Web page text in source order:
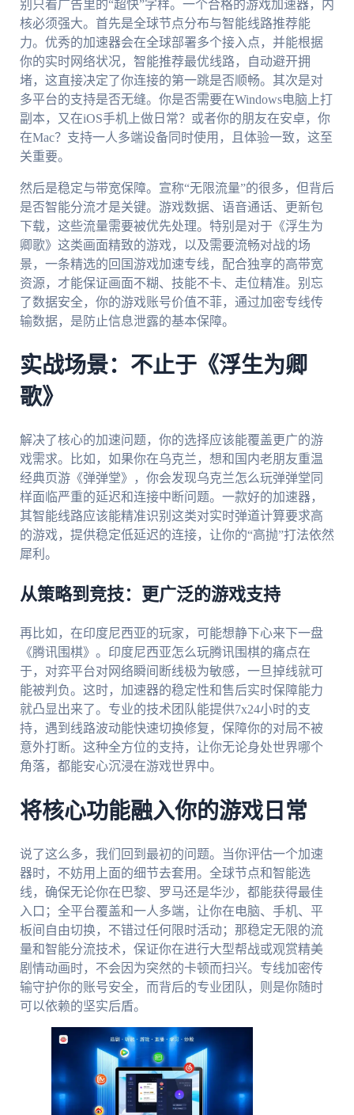
别只看广告里的“超快”字样。一个合格的游戏加速器，内
核必须强大。首先是全球节点分布与智能线路推荐能
力。优秀的加速器会在全球部署多个接入点，并能根据
你的实时网络状况，智能推荐最优线路，自动避开拥
堵，这直接决定了你连接的第一跳是否顺畅。其次是对
多平台的支持是否无缝。你是否需要在Windows电脑上打
副本，又在iOS手机上做日常？或者你的朋友在安卓，你
在Mac？支持一人多端设备同时使用，且体验一致，这至
关重要。
然后是稳定与带宽保障。宣称“无限流量”的很多，但背后
是否智能分流才是关键。游戏数据、语音通话、更新包
下载，这些流量需要被优先处理。特别是对于《浮生为
卿歌》这类画面精致的游戏，以及需要流畅对战的场
景，一条精选的回国游戏加速专线，配合独享的高带宽
资源，才能保证画面不糊、技能不卡、走位精准。别忘
了数据安全，你的游戏账号价值不菲，通过加密专线传
输数据，是防止信息泄露的基本保障。
实战场景：不止于《浮生为卿
歌》
解决了核心的加速问题，你的选择应该能覆盖更广的游
戏需求。比如，如果你在乌克兰，想和国内老朋友重温
经典页游《弹弹堂》，你会发现乌克兰怎么玩弹弹堂同
样面临严重的延迟和连接中断问题。一款好的加速器，
其智能线路应该能精准识别这类对实时弹道计算要求高
的游戏，提供稳定低延迟的连接，让你的“高抛”打法依然
犀利。
从策略到竞技：更广泛的游戏支持
再比如，在印度尼西亚的玩家，可能想静下心来下一盘
《腾讯围棋》。印度尼西亚怎么玩腾讯围棋的痛点在
于，对弈平台对网络瞬间断线极为敏感，一旦掉线就可
能被判负。这时，加速器的稳定性和售后实时保障能力
就凸显出来了。专业的技术团队能提供7x24小时的支
持，遇到线路波动能快速切换修复，保障你的对局不被
意外打断。这种全方位的支持，让你无论身处世界哪个
角落，都能安心沉浸在游戏世界中。
将核心功能融入你的游戏日常
说了这么多，我们回到最初的问题。当你评估一个加速
器时，不妨用上面的细节去套用。全球节点和智能选
线，确保无论你在巴黎、罗马还是华沙，都能获得最佳
入口；全平台覆盖和一人多端，让你在电脑、手机、平
板间自由切换，不错过任何限时活动；那稳定无限的流
量和智能分流技术，保证你在进行大型帮战或观赏精美
剧情动画时，不会因为突然的卡顿而扫兴。专线加密传
输守护你的账号安全，而背后的专业团队，则是你随时
可以依赖的坚实后盾。